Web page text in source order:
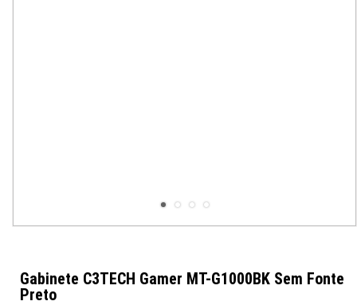
Gabinete C3TECH Gamer MT-G1000BK Sem Fonte
Preto